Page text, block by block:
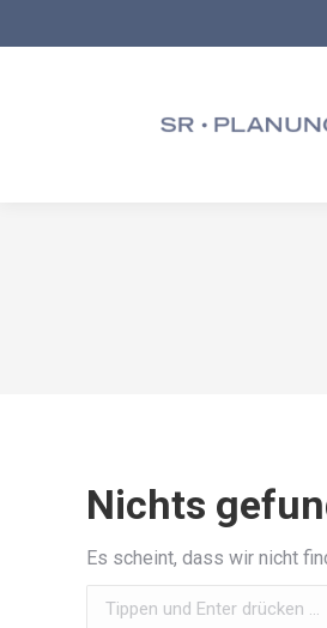
Nichts
Es scheint, dass wir nicht
Search: